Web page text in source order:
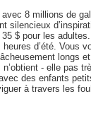
avec 8 millions de
silencieux
$ pour les adultes.
d’été. Vous
longs
- elle pas
des enfants
à travers les